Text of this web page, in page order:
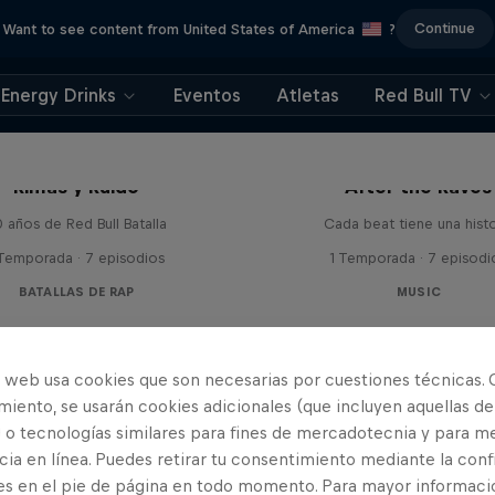
Want to see content from United States of America ? Continue
Energy Drinks Eventos Atletas Red Bull TV
Rimas y Ruido
años de Red Bull Batalla
· 7 episodios
BATALLAS DE RAP
After the Raves
Cada beat tiene una
1 Temporada · 7
MUSIC
web usa cookies que son necesarias por cuestiones técnicas.
se usarán cookies adicionales (que incluyen aquellas de
tecnologías similares para fines de mercadotecnia y para
en línea. Puedes retirar tu consentimiento mediante la
en el pie de página en todo momento. Para mayor